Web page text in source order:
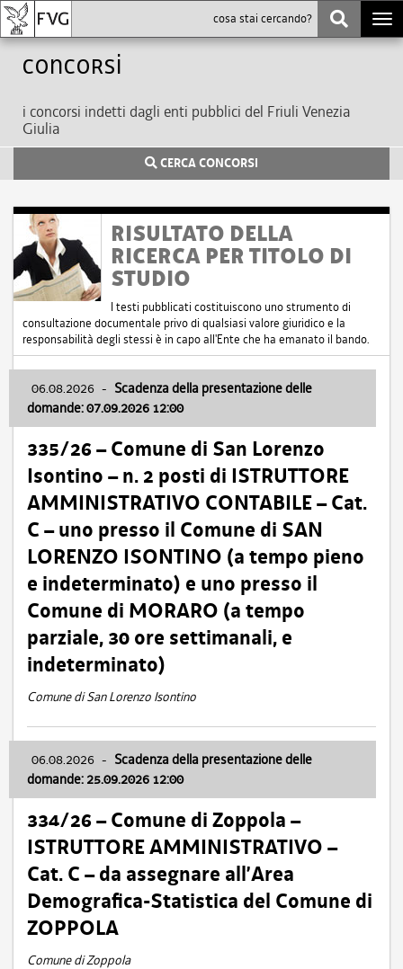
Concorsi
i concorsi indetti dagli enti pubblici del Friuli Venezia
Giulia
CERCA CONCORSI
RISULTATO DELLA
RICERCA PER TITOLO DI
STUDIO
I testi pubblicati costituiscono uno strumento di
consultazione documentale privo di qualsiasi valore giuridico e la
responsabilità degli stessi è in capo all'Ente che ha emanato il bando.
06.08.2026 - Scadenza della presentazione delle
domande: 07.09.2026 12:00
335/26 – Comune di San Lorenzo
Isontino – n. 2 posti di ISTRUTTORE
AMMINISTRATIVO CONTABILE – Cat.
C – uno presso il Comune di SAN
LORENZO ISONTINO (a tempo pieno
e indeterminato) e uno presso il
Comune di MORARO (a tempo
parziale, 30 ore settimanali, e
indeterminato)
Comune di San Lorenzo Isontino
06.08.2026 - Scadenza della presentazione delle
domande: 25.09.2026 12:00
334/26 – Comune di Zoppola –
ISTRUTTORE AMMINISTRATIVO –
Cat. C – da assegnare all’Area
Demografica-Statistica del Comune di
ZOPPOLA
Comune di Zoppola